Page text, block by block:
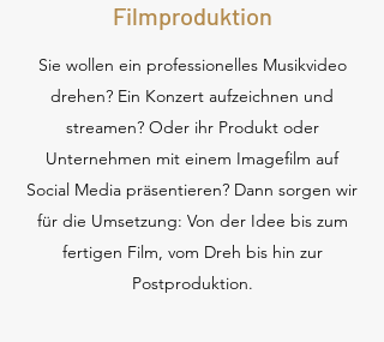
Filmproduktion
Sie wollen ein professionelles Musikvideo
drehen? Ein Konzert aufzeichnen und
streamen? Oder ihr Produkt oder
Unternehmen mit einem Imagefilm auf
Social Media präsentieren? Dann sorgen wir
für die Umsetzung: Von der Idee bis zum
fertigen Film, vom Dreh bis hin zur
Postproduktion.